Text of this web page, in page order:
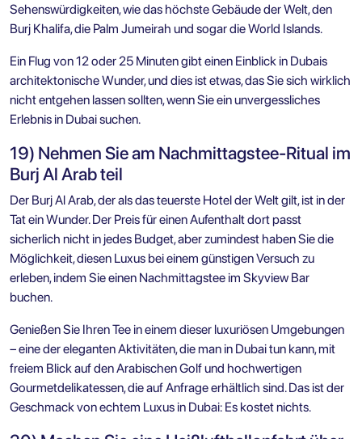
Sehenswürdigkeiten, wie das höchste Gebäude der Welt, den
Burj Khalifa, die Palm Jumeirah und sogar die World Islands.
Ein Flug von 12 oder 25 Minuten gibt einen Einblick in Dubais
architektonische Wunder, und dies ist etwas, das Sie sich wirklich
nicht entgehen lassen sollten, wenn Sie ein unvergessliches
Erlebnis in Dubai suchen.
19) Nehmen Sie am Nachmittagstee-Ritual im
Burj Al Arab teil
Der Burj Al Arab, der als das teuerste Hotel der Welt gilt, ist in der
Tat ein Wunder. Der Preis für einen Aufenthalt dort passt
sicherlich nicht in jedes Budget, aber zumindest haben Sie die
Möglichkeit, diesen Luxus bei einem günstigen Versuch zu
erleben, indem Sie einen Nachmittagstee im Skyview Bar
buchen.
Genießen Sie Ihren Tee in einem dieser luxuriösen Umgebungen
– eine der eleganten Aktivitäten, die man in Dubai tun kann, mit
freiem Blick auf den Arabischen Golf und hochwertigen
Gourmetdelikatessen, die auf Anfrage erhältlich sind. Das ist der
Geschmack von echtem Luxus in Dubai: Es kostet nichts.